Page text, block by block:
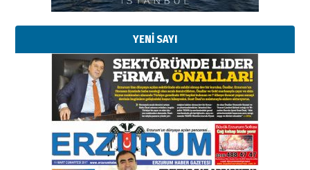
YENİ SAYI
29 Haziran 2026 Pazartesi
Kenan GÜLERCİ
Murat Şahsuvaroğlu ERKON’da
çıtayı yukarı taşırken,
yönetimdekiler aşağı
çekmemeli!
17 Şubat 2026 SalıOrhan BOZKURT
Bir fotoğraf, bir şehir, bir
gazeteci… Dizginler kimin
elinde?
31 Mart 2026 Salı